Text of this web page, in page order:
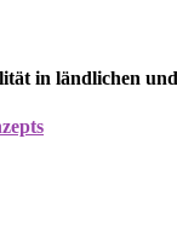
in ländlichen